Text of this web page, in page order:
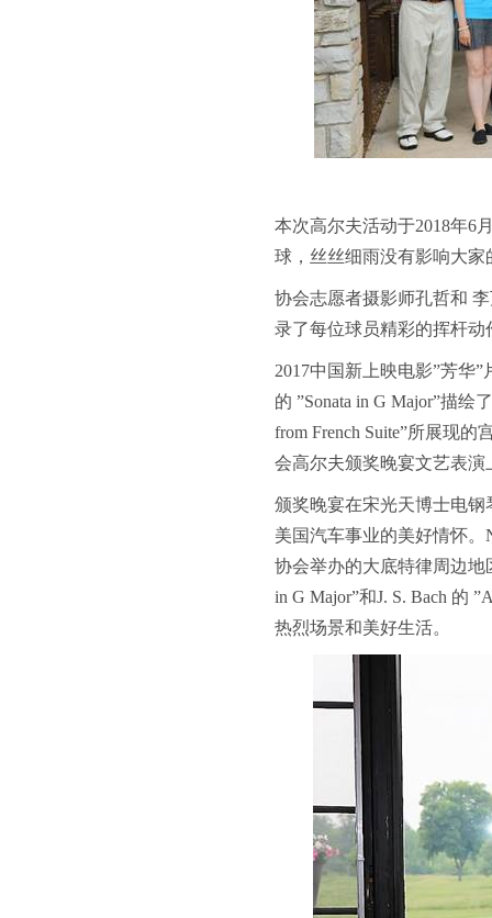
本次高尔夫活动于2018年6
球，丝丝细雨没有影响大
协会志愿者摄影师孔哲和
录了每位球员精彩的挥杆动
2017中国新上映电影”芳华”
的 ”Sonata in G Major”描绘了
from French Suite”所展现的
会高尔夫颁奖晚宴文艺表
颁奖晚宴在宋光天博士电
美国汽车事业的美好情怀。
协会举办的大底特律周边
in G Major”和J. S. Bach 的
热烈场景和美好生活。